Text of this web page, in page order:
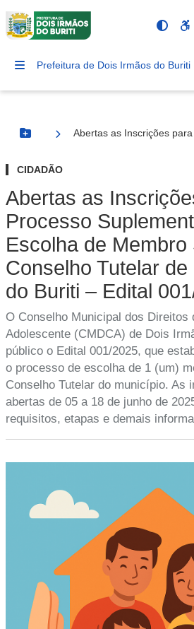
Prefeitura de Dois Irmãos do Buriti
Botão Menu
Abertas as Inscrições
CIDADÃO
Abertas as
Processo
Escolha de Membro
Conselho Tutelar
do Buriti – Edital
O Conselho Municipal dos Direitos
Adolescente (CMDCA) de Dois
público o Edital 001/2025, que
o processo de escolha de 1 (um)
Conselho Tutelar do município. As
abertas de 05 a 18 de junho de
requisitos, etapas e demais